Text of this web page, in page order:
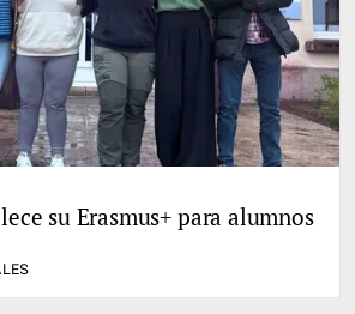
su Erasmus+ para alumnos